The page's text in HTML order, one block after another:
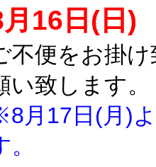
16日(日)
不便をお掛
い致します。
月17日(月)
。